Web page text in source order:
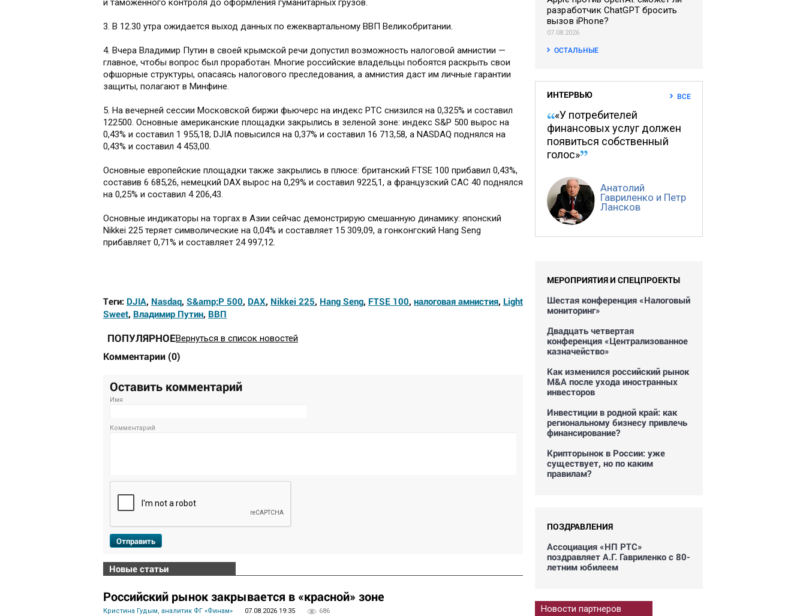
и таможенного контроля до оформления гуманитарных грузов.
3. В 12.30 утра ожидается выход данных по ежеквартальному ВВП Великобритании.
4. Вчера Владимир Путин в своей крымской речи допустил возможность налоговой амнистии —
главное, чтобы вопрос был проработан. Многие российские владельцы побоятся раскрыть свои
офшорные структуры, опасаясь налогового преследования, а амнистия даст им личные гарантии
защиты, полагают в Минфине.
5. На вечерней сессии Московской биржи фьючерс на индекс РТС снизился на 0,325% и составил
122500. Основные американские площадки закрылись в зеленой зоне: индекс S&P 500 вырос на
0,43% и составил 1 955,18; DJIA повысился на 0,37% и составил 16 713,58, а NASDAQ поднялся на
0,43% и составил 4 453,00.
Основные европейские площадки также закрылись в плюсе: британский FTSE 100 прибавил 0,43%,
составив 6 685,26, немецкий DAX вырос на 0,29% и составил 9225,1, а французский CAC 40 поднялся
на 0,25% и составил 4 206,43.
Основные индикаторы на торгах в Азии сейчас демонстрирую смешанную динамику: японский
Nikkei 225 теряет символические на 0,04% и составляет 15 309,09, а гонконгский Hang Seng
прибавляет 0,71% и составляет 24 997,12.
Теги: DJIA, Nasdaq, S&amp;P 500, DAX, Nikkei 225, Hang Seng, FTSE 100, налоговая амнистия, Light
Sweet, Владимир Путин, ВВП
ПОПУЛЯРНОЕВернуться в список новостей
Комментарии (0)
Оставить комментарий
Имя
Комментарий
Отправить
Новые статьи
Российский рынок закрывается в «красной» зоне
Кристина Гудым, аналитик ФГ «Финам» 07.08.2026 19:35 686
разработчик ChatGPT бросить
вызов iPhone?
07.08.2026
ОСТАЛЬНЫЕ
ИНТЕРВЬЮ ВСЕ
«У потребителей
финансовых услуг должен
появиться собственный
голос»
Анатолий
Гавриленко и Петр
Лансков
МЕРОПРИЯТИЯ И СПЕЦПРОЕКТЫ
Шестая конференция «Налоговый
мониторинг»
Двадцать четвертая
конференция «Централизованное
казначейство»
Как изменился российский рынок
M&A после ухода иностранных
инвесторов
Инвестиции в родной край: как
региональному бизнесу привлечь
финансирование?
Крипторынок в России: уже
существует, но по каким
правилам?
ПОЗДРАВЛЕНИЯ
Ассоциация «НП РТС»
поздравляет А.Г. Гавриленко с 80-
летним юбилеем
Новости партнеров